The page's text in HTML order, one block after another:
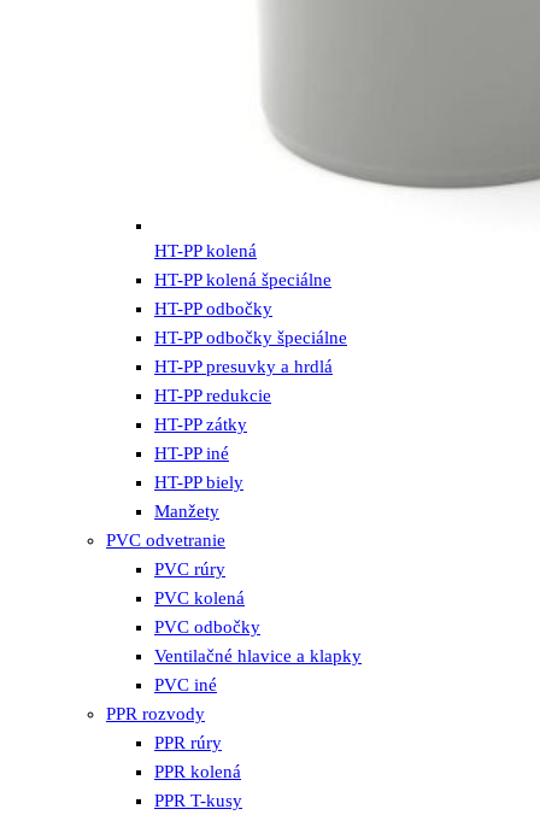
HT-PP kolená
HT-PP kolená špeciálne
HT-PP odbočky
HT-PP odbočky špeciálne
HT-PP presuvky a hrdlá
HT-PP redukcie
HT-PP zátky
HT-PP iné
HT-PP biely
Manžety
PVC odvetranie
PVC rúry
PVC kolená
PVC odbočky
Ventilačné hlavice a klapky
PVC iné
PPR rozvody
PPR rúry
PPR kolená
PPR T-kusy